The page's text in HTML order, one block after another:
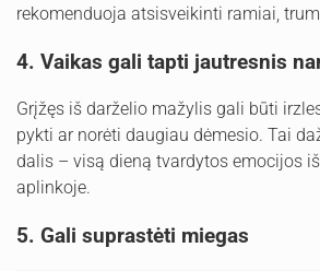
rekomenduoja atsisveikinti ramiai,
4. Vaikas gali tapti jautresnis
Grįžęs iš darželio mažylis gali būti
pykti ar norėti daugiau dėmesio. Tai
dalis – visą dieną tvardytos emocijos
aplinkoje.
5. Gali suprastėti miegas